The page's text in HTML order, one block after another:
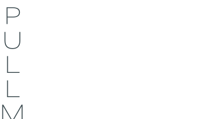
P
U
L
L
M